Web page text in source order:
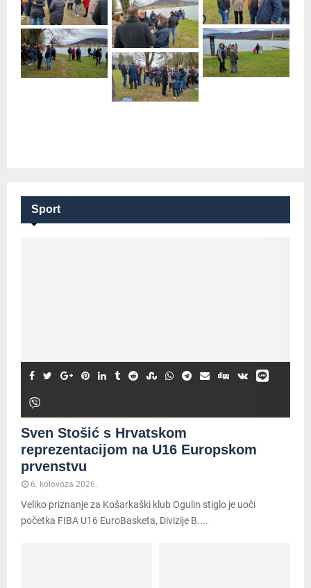
Sport
Sven Stošić s Hrvatskom
reprezentacijom na U16 Europskom
prvenstvu
6. kolovoza 2026.
Veliko priznanje za Košarkaški klub Ogulin stiglo je uoči
početka FIBA U16 EuroBasketa, Divizije B....